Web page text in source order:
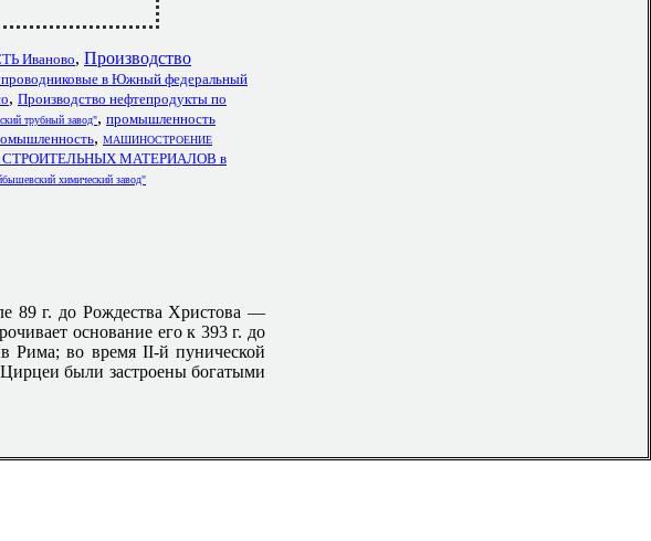
Иваново, Производство
в Южный федеральный
, Производство нефтепродукты по
трубный завод", промышленность
, МАШИНОСТРОЕНИЕ
МАТЕРИАЛОВ в
химический завод"
89 г. до Рождества Христова —
основание его к 393 г. до
Рима; во время II-й пунической
были застроены богатыми